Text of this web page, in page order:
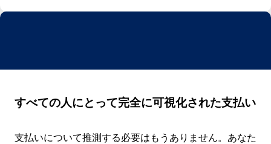
すべての人にとって完全に可視化された支払い
支払いについて推測する必要はもうありません。あなた